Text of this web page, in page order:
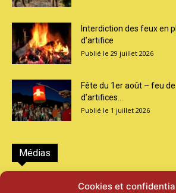
Cookies et
Interdiction des feux en
d’artifice
29 juillet 2026
Fête du 1er août – feu
d’artifices...
1 juillet 2026
Médias
2026 – Laiterie